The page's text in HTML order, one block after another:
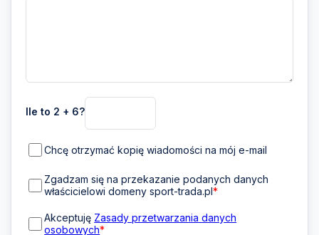
Ile to 2 + 6?
Chcę otrzymać kopię wiadomości na mój e-mail
Zgadzam się na przekazanie podanych danych
właścicielowi domeny sport-trada.pl*
Akceptuję Zasady przetwarzania danych
osobowych*